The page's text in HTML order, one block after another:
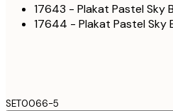
17643 - Plakat Pastel Sky
17644 - Plakat Pastel Sky
SET0066-5